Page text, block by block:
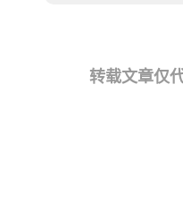
转载文章仅